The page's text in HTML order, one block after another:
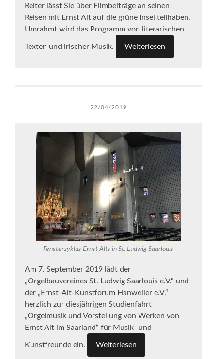
Reiter lässt Sie über Filmbeiträge an seinen
Reisen mit Ernst Alt auf die grüne Insel teilhaben.
Umrahmt wird das Programm von literarischen
Texten und irischer Musik. Weiterlesen
22/04/2019
Fensterzyklus Ernst Alts in St. Ludwig Saarlouis
Am 7. September 2019 lädt der
„Orgelbauvereines St. Ludwig Saarlouis e.V.“ und
der „Ernst-Alt-Kunstforum Hanweiler e.V.“
herzlich zur diesjährigen Studienfahrt
„Orgelmusik und Vorstellung von Werken von
Ernst Alt im Saarland“ für Musik- und
Kunstfreunde ein. Weiterlesen